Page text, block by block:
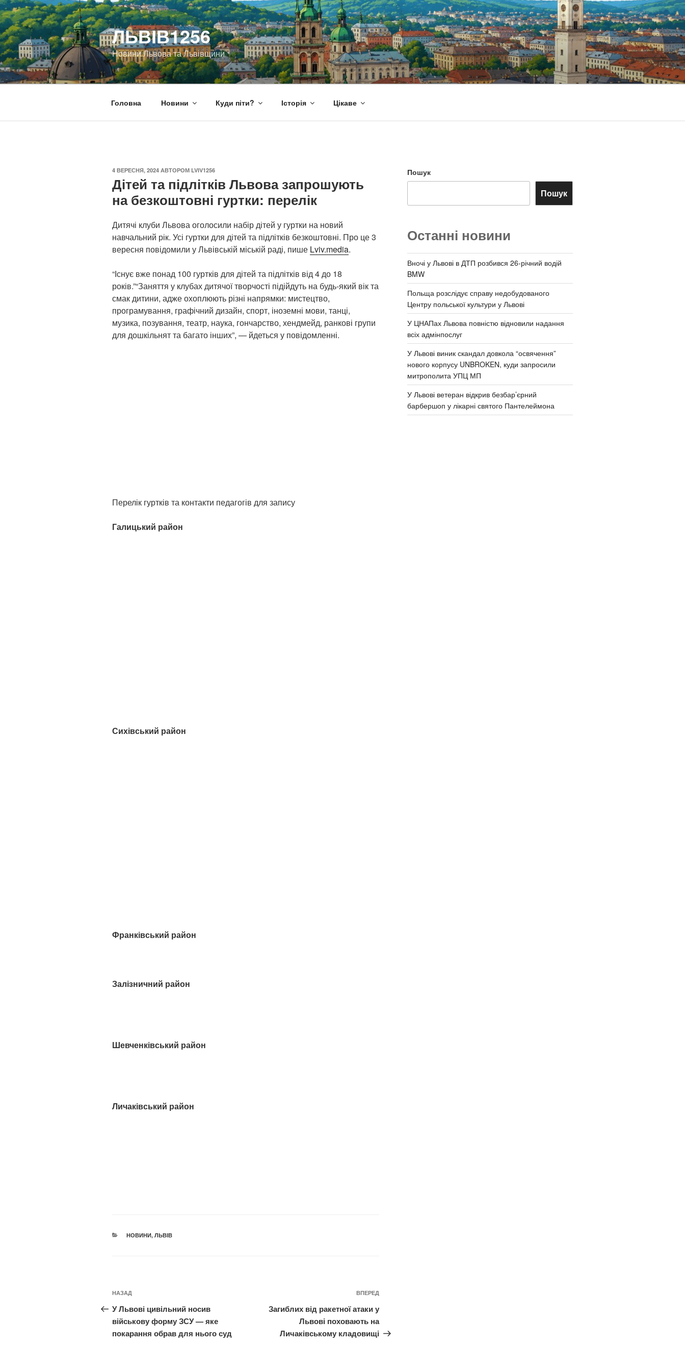
Перейти
до
вмісту
ЛЬВІВ1256
Новини Львова та Львівщини
Головна Новини Куди піти? Історія Цікаве
ОПУБЛІКОВАНО
4 ВЕРЕСНЯ, 2024 АВТОРОМ LVIV1256
Дітей та підлітків Львова запрошують
на безкоштовні гуртки: перелік
Дитячі клуби Львова оголосили набір дітей у гуртки на новий
навчальний рік. Усі гуртки для дітей та підлітків безкоштовні. Про це 3
вересня повідомили у Львівській міській раді, пише Lviv.media.
“Існує вже понад 100 гуртків для дітей та підлітків від 4 до 18
років.”“Заняття у клубах дитячої творчості підійдуть на будь-який вік та
смак дитини, адже охоплюють різні напрямки: мистецтво,
програмування, графічний дизайн, спорт, іноземні мови, танці,
музика, позування, театр, наука, гончарство, хендмейд, ранкові групи
для дошкільнят та багато інших”, — йдеться у повідомленні.
Перелік гуртків та контакти педагогів для запису
Галицький район
Сихівський район
Франківський район
Залізничний район
Шевченківський район
Личаківський район
КАТЕГОРІЇ
НОВИНИ, ЛЬВІВ
Навігація
записів
Попередній
запис:
НАЗАД
У Львові цивільний носив
військову форму ЗСУ — яке
покарання обрав для нього суд
Наступний
запис
ВПЕРЕД
Загиблих від ракетної атаки у
Львові поховають на
Личаківському кладовищі
Пошук
Пошук
Останні новини
Вночі у Львові в ДТП розбився 26-річний водій
BMW
Польща розслідує справу недобудованого
Центру польської культури у Львові
У ЦНАПах Львова повністю відновили надання
всіх адмінпослуг
У Львові виник скандал довкола “освячення”
нового корпусу UNBROKEN, куди запросили
митрополита УПЦ МП
У Львові ветеран відкрив безбар’єрний
барбершоп у лікарні святого Пантелеймона